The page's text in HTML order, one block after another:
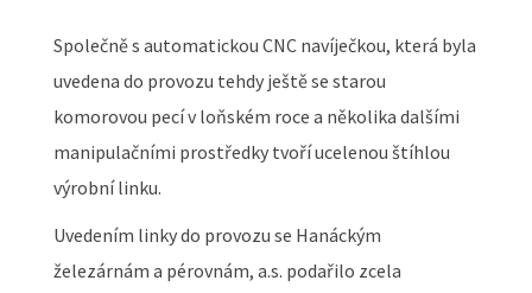
Společně s automatickou CNC navíječkou, která byla
uvedena do provozu tehdy ještě se starou
komorovou pecí v loňském roce a několika dalšími
manipulačními prostředky tvoří ucelenou štíhlou
výrobní linku.
Uvedením linky do provozu se Hanáckým
železárnám a pérovnám, a.s. podařilo zcela